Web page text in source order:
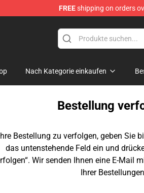
FREEshipping on orders
Nach Kategorie einkaufen
Bestellung
Bestellung zu verfolgen, geben Sie
das untenstehende Feld ein und
Wir senden Ihnen eine E-Mail
Ihrer